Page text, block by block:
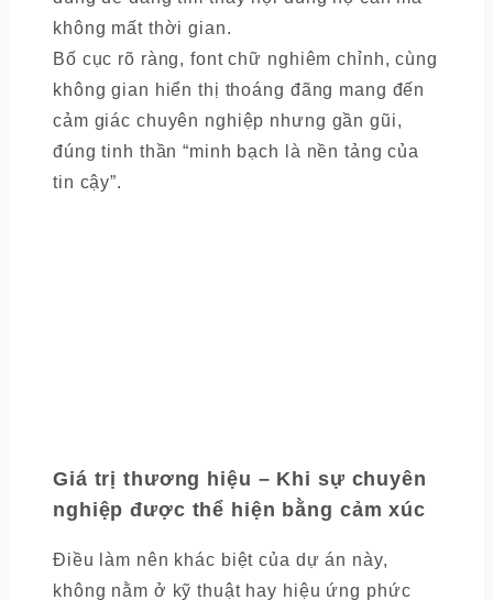
không mất thời gian.
Bố cục rõ ràng, font chữ nghiêm chỉnh, cùng
không gian hiển thị thoáng đãng mang đến
cảm giác chuyên nghiệp nhưng gần gũi,
đúng tinh thần “minh bạch là nền tảng của
tin cậy”.
Giá trị thương hiệu – Khi sự chuyên
nghiệp được thể hiện bằng cảm xúc
Điều làm nên khác biệt của dự án này,
không nằm ở kỹ thuật hay hiệu ứng phức